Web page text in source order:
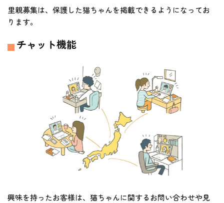
里親募集は、保護した猫ちゃんを掲載できるようになってお
ります。
チャット機能
興味を持ったお客様は、猫ちゃんに関するお問い合わせや見